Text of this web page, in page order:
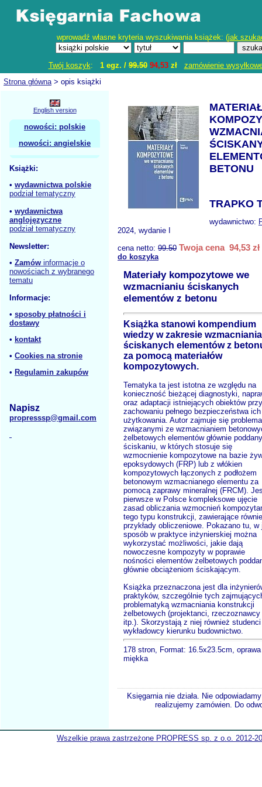
wprowadź własne kryteria wyszukiwania książek: (jak
Twój koszyk: 1 egz. /99.50 94,53zł
zamówienie
Strona główna> opis książki
English version
nowości: polskie
nowości: angielskie
Książki:
• wydawnictwa polskie
podział tematyczny
• wydawnictwa
anglojęzyczne
podział tematyczny
Newsletter:
• Zamów informacje o
nowościach z wybranego
tematu
Informacje:
• sposoby płatności i
dostawy
• kontakt
• Cookies na stronie
• Regulamin zakupów
Napisz
propresssp@gmail.com
BETONU
TRAPKO
wydawnictwo:
2024, wydanie I
cena netto: 99.50 Twoja cena 94,53 zł
do koszyka
Materiały kompozytowe we
wzmacnianiu ściskanych
elementów z betonu
Książka stanowi kompendium
wiedzy w zakresie wzmacniania
ściskanych elementów z
za pomocą materiałów
kompozytowych.
Tematyka ta jest istotna ze względu na
konieczność bieżącej diagnostyki,
oraz adaptacji istniejących obiektów przy
zachowaniu pełnego bezpieczeństwa ich
użytkowania. Autor zajmuje się
związanymi ze wzmacnianiem
żelbetowych elementów głównie
ściskaniu, w których stosuje się
wzmocnienie kompozytowe na bazie
epoksydowych (FRP) lub z włókien
kompozytowych łączonych z podłożem
betonowym wzmacnianego elementu za
pomocą zaprawy mineralnej (FRCM).
pierwsze w Polsce kompleksowe ujęcie
zasad obliczania wzmocnień
tego typu konstrukcji, zawierające
przykłady obliczeniowe. Pokazano tu, w
sposób w praktyce inżynierskiej można
wykorzystać możliwości, jakie dają
nowoczesne kompozyty w poprawie
nośności elementów żelbetowych
głównie obciążeniom ściskającym.
Książka przeznaczona jest dla
praktyków, szczególnie tych
problematyką wzmacniania konstrukcji
żelbetowych (projektanci, rzeczoznawcy
itp.). Skorzystają z niej również
wykładowcy kierunku budownictwo.
178 stron, Format: 16.5x23.5cm, oprawa
miękka
Księgarnia nie działa. Nie
realizujemy zamówien. Do
Wszelkie prawa zastrzeżone PROPRESS sp. z o.o. 2012-